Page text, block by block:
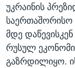
უკრაინის
საერთაშორისო
მდე
რუსულ
გაზრდილიყო.